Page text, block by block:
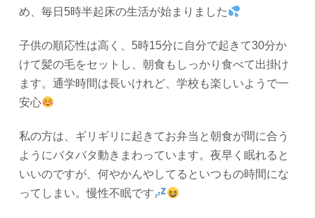
め、毎日5時半起床の生活が始まりました
子供の順応性は高く、5時15分に自分で起きて30分か
けて髪の毛をセットし、朝食もしっかり食べて出掛け
ます。通学時間は長いけれど、学校も楽しいようで一
安心
私の方は、ギリギリに起きてお弁当と朝食が間に合う
ようにバタバタ動きまわっています。 夜早く眠れると
いいのですが、何やかんやしてるといつもの時間にな
ってしまい。慢性不眠です